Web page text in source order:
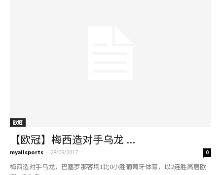
欧冠
【欧冠】梅西造对手乌龙 ...
myallsports - 28/09/2017 0
梅西造对手乌龙，巴塞罗那客场1比0小胜葡萄牙体育，以2连胜高居欧